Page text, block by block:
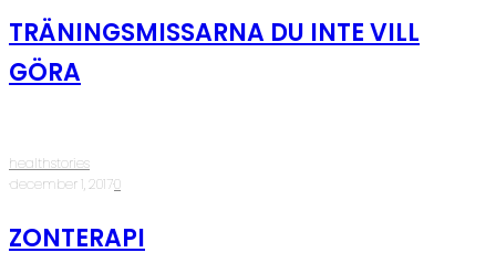
TRÄNINGSMISSARNA DU INTE VILL
GÖRA
healthstories
·december 1, 2017·0
ZONTERAPI